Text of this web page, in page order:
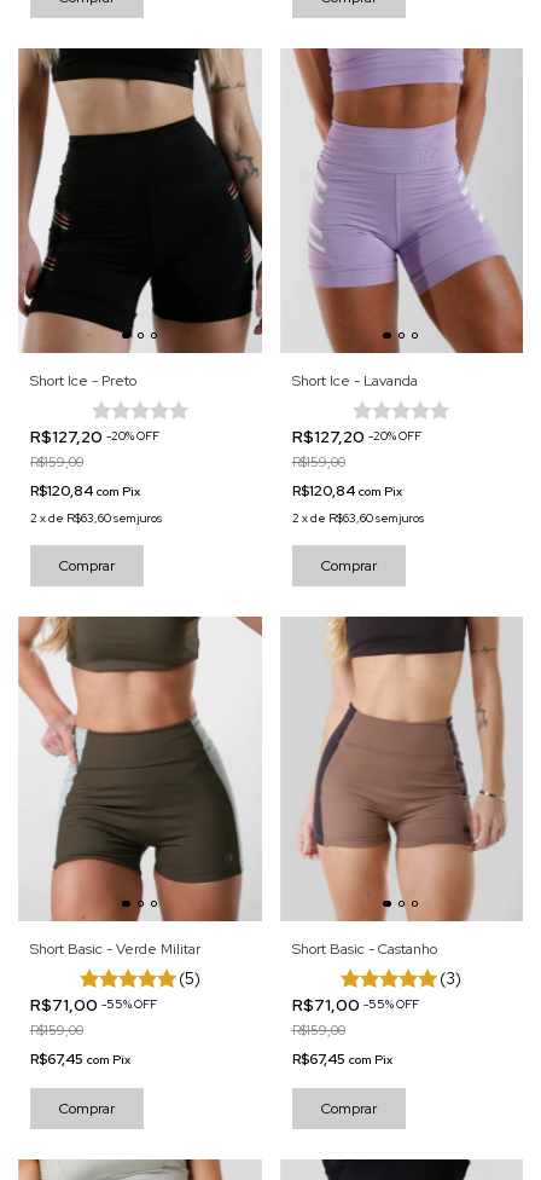
Short Ice - Preto
R$127,20 -20%OFF
R$159,00
R$120,84 com Pix
2 xde R$63,60sem juros
Comprar
Short Ice - Lavanda
R$127,20 -20%OFF
R$159,00
R$120,84 com Pix
2 xde R$63,60sem juros
Comprar
Short Basic - Verde Militar
(5)
R$71,00 -55%OFF
R$159,00
R$67,45 com Pix
Comprar
Short Basic - Castanho
(3)
R$71,00 -55%OFF
R$159,00
R$67,45 com Pix
Comprar